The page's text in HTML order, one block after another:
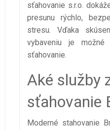
sťahovanie s.r.o.
presunu rýchlo,
stresu. Vďaka
vybaveniu je možné
sťahovanie.
Aké služby
sťahovanie
Moderné stahovanie